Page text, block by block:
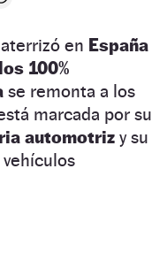
en España
100%
se remonta a los
marcada por su
automotriz y su